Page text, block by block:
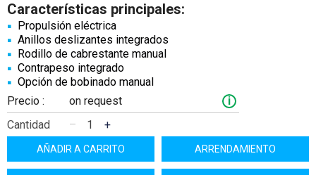
Características principales:
Propulsión eléctrica
Anillos deslizantes integrados
Rodillo de cabrestante manual
Contrapeso integrado
Opción de bobinado manual
Precio :
on request
i
Cantidad
– +
AÑADIR A CARRITO ARRENDAMIENTO